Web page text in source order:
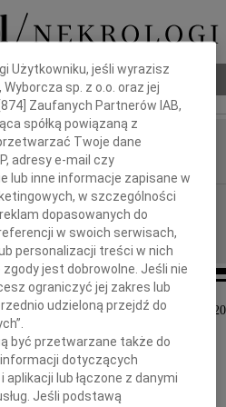
pogrzebowy
Petrus
zawiadamiamy, ze dnia 21 czerwca
po krótkiej i ciężkiej chorobie odszedł
Kochany Tata , Dziadek i Pradziadek
Użytkowniku, jeśli wyrazisz
sp. z o.o. oraz jej
874] Zaufanych Partnerów IAB,
spółką powiązaną z
Twoje dane
adresy e-mail czy
lub inne informacje zapisane w
w szczególności
dopasowanych do
w swoich serwisach,
personalizacji treści w nich
jest dobrowolne. Jeśli nie
ograniczyć jej zakres lub
udzieloną przejdź do
być przetwarzane także do
dotyczących
lub łączone z danymi
Jeśli podstawą